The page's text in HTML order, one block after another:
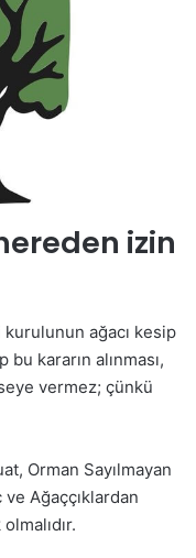
izin
ağacı kesip
kararın alınması,
vermez; çünkü
Orman Sayılmayan
Ağaççıklardan